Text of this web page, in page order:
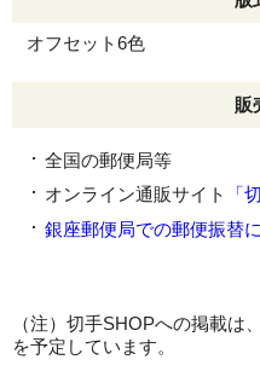
オフセット6色
販
全国の郵便局等
オンライン通販サイト
「
銀座郵便局での郵便振替
（注）切手SHOPへの掲載は
を予定しています。